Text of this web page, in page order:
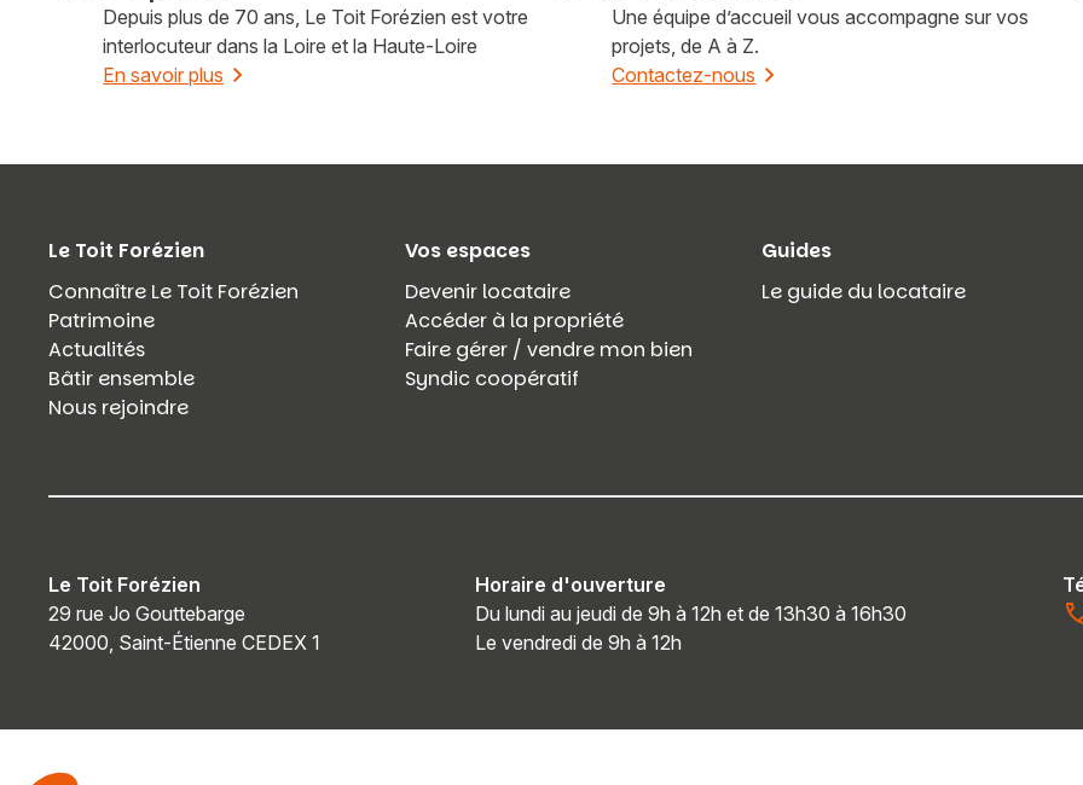
Depuis plus de 70 ans, Le Toit Forézien est votre
interlocuteur dans la Loire et la Haute-Loire
En savoir plus
Une équipe d’accueil vous accompagne sur vos
projets, de A à Z.
Contactez-nous
Le Toit Forézien
Connaître Le Toit Forézien
Patrimoine
Actualités
Bâtir ensemble
Nous rejoindre
Vos espaces
Devenir locataire
Accéder à la propriété
Faire gérer / vendre mon bien
Syndic coopératif
Guides
Le guide du locataire
Le Toit Forézien
29 rue Jo Gouttebarge
42000, Saint-Étienne CEDEX 1
Horaire d'ouverture
Du lundi au jeudi de 9h à 12h et de 13h30 à 16h30
Le vendredi de 9h à 12h